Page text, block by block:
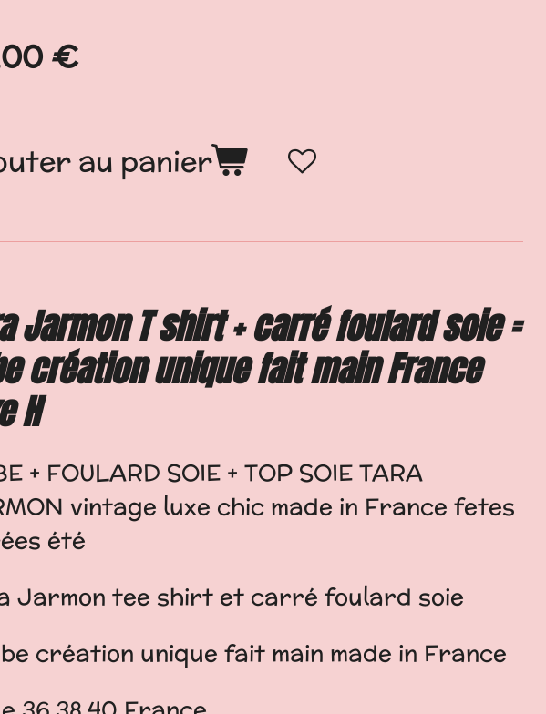
€
au panier
Jarmon T shirt + carré foulard soie =
création unique fait main France
H
+ FOULARD SOIE + TOP SOIE TARA
vintage luxe chic made in France fetes
été
Jarmon tee shirt et carré foulard soie
création unique fait main made in France